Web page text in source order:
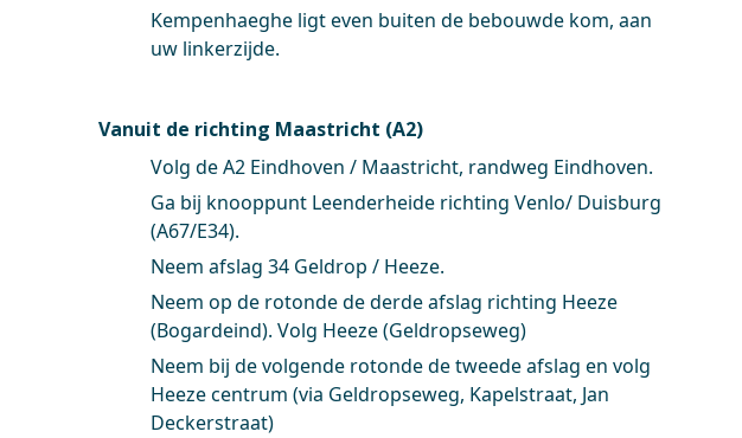
Kempenhaeghe ligt even buiten de bebouwde kom, aan
uw linkerzijde.
Vanuit de richting Maastricht (A2)
Volg de A2 Eindhoven / Maastricht, randweg Eindhoven.
Ga bij knooppunt Leenderheide richting Venlo/ Duisburg
(A67/E34).
Neem afslag 34 Geldrop / Heeze.
Neem op de rotonde de derde afslag richting Heeze
(Bogardeind). Volg Heeze (Geldropseweg)
Neem bij de volgende rotonde de tweede afslag en volg
Heeze centrum (via Geldropseweg, Kapelstraat, Jan
Deckerstraat)